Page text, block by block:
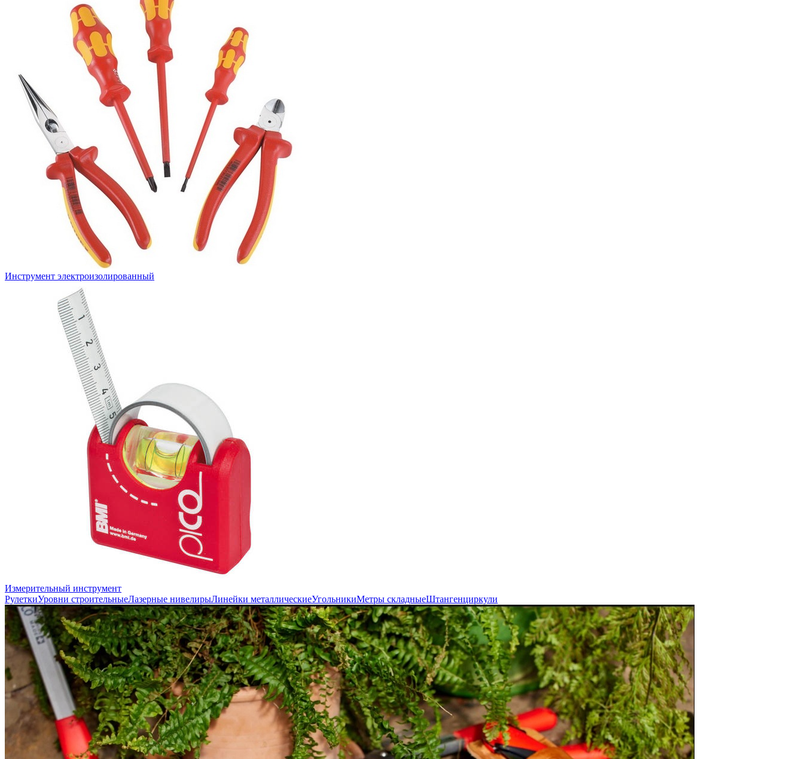
Инструмент электроизолированный
Измерительный инструмент
РулеткиУровни строительныеЛазерные нивелирыЛинейки металлическиеУгольникиМетры складныеШтангенциркули